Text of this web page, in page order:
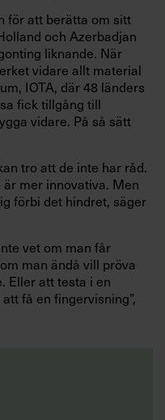
för att berätta om sitt
och Azerbadjan
liknande. När
vidare allt material
IOTA, där 48 länders
fick tillgång till
vidare. På så sätt
tro att de inte har råd.
mer innovativa. Men
förbi det hindret, säger
vet om man får
man ändå vill pröva
Eller att testa i en
få en fingervisning”,